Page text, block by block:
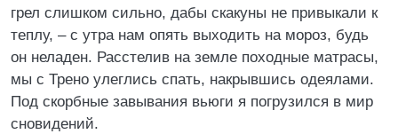
грел слишком сильно, дабы скакуны не привыкали к
теплу, – с утра нам опять выходить на мороз, будь
он неладен. Расстелив на земле походные матрасы,
мы с Трено улеглись спать, накрывшись одеялами.
Под скорбные завывания вьюги я погрузился в мир
сновидений.